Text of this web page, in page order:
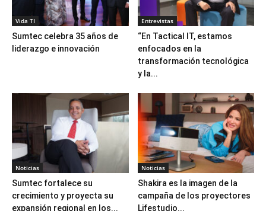
Vida TI
Sumtec celebra 35 años de
liderazgo e innovación
Entrevistas
“En Tactical IT, estamos
enfocados en la
transformación tecnológica
y la...
Noticias
Sumtec fortalece su
crecimiento y proyecta su
expansión regional en los...
Noticias
Shakira es la imagen de la
campaña de los proyectores
Lifestudio...